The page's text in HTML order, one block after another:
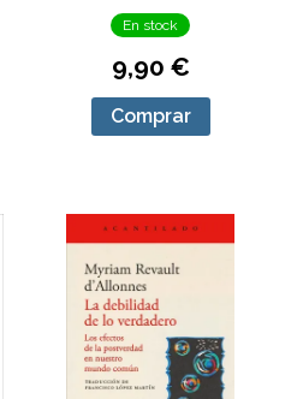
En stock
9,90 €
Comprar